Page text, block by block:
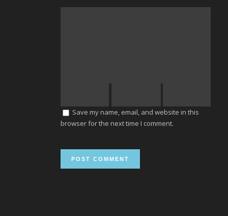
Save my name, email, and website in this
browser for the next time I comment.